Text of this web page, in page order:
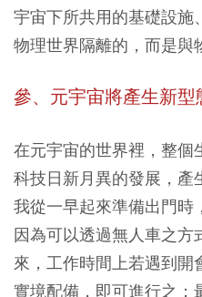
宇宙下所共用的基礎設施
物理世界隔離的，而是與
參、元宇宙將產生新型
在元宇宙的世界裡，整個
科技日新月異的發展，產
我從一早起來準備出門時
因為可以透過無人車之
來，工作時間上若遇到開
實境配備，即可進行之；